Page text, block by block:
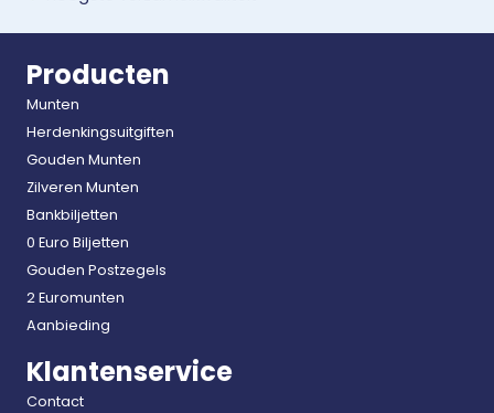
Producten
Munten
Herdenkingsuitgiften
Gouden Munten
Zilveren Munten
Bankbiljetten
0 Euro Biljetten
Gouden Postzegels
2 Euromunten
Aanbieding
Klantenservice
Contact